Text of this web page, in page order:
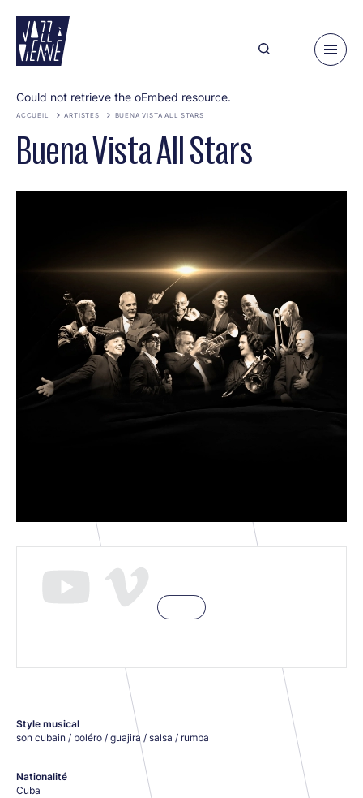
contenu
principal
Message
d'erreur
Could not retrieve the oEmbed resource.
ACCUEIL ARTISTES BUENA VISTA ALL STARS
Buena Vista All Stars
Style musical
son cubain / boléro / guajira / salsa / rumba
Nationalité
Cuba